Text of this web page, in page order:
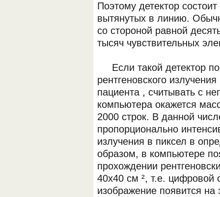
Поэтому детектор
вытянутых в линию.
со стороной равной
тысяч чувствительных
Если такой детектор
рентгеновского
пациента , считывать с
компьютера окажется
2000 строк. В данной
пропорционально
излучения в пиксел в
образом, в компьютере
прохождении
40х40 см ², т.е. цифровой
изображение появится